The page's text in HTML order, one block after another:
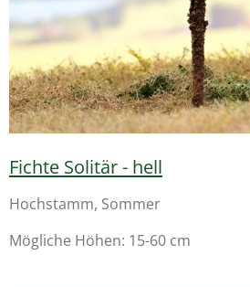
Fichte Solitär - hell
Hochstamm, Sommer
Mögliche Höhen: 15-60 cm